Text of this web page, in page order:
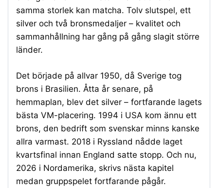
samma storlek kan matcha. Tolv slutspel, ett
silver och två bronsmedaljer – kvalitet och
sammanhållning har gång på gång slagit större
länder.
Det började på allvar 1950, då Sverige tog
brons i Brasilien. Åtta år senare, på
hemmaplan, blev det silver – fortfarande lagets
bästa VM-placering. 1994 i USA kom ännu ett
brons, den bedrift som svenskar minns kanske
allra varmast. 2018 i Ryssland nådde laget
kvartsfinal innan England satte stopp. Och nu,
2026 i Nordamerika, skrivs nästa kapitel
medan gruppspelet fortfarande pågår.